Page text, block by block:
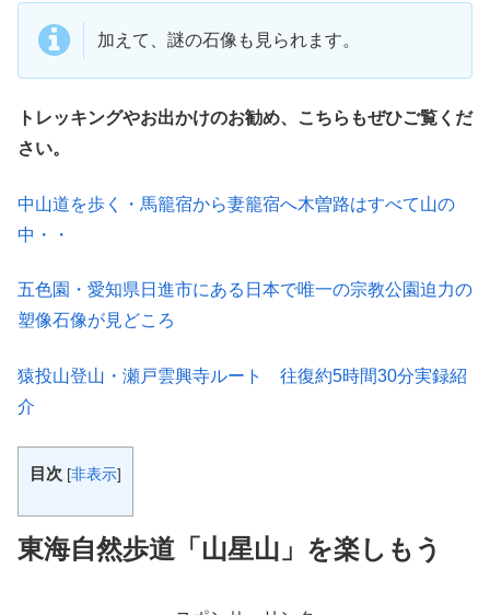
加えて、謎の石像も見られます。
トレッキングやお出かけのお勧め、こちらもぜひご覧くだ
さい。
中山道を歩く・馬籠宿から妻籠宿へ木曽路はすべて山の
中・・
五色園・愛知県日進市にある日本で唯一の宗教公園迫力の
塑像石像が見どころ
猿投山登山・瀬戸雲興寺ルート 往復約5時間30分実録紹
介
目次 [非表示]
東海自然歩道「山星山」を楽しもう